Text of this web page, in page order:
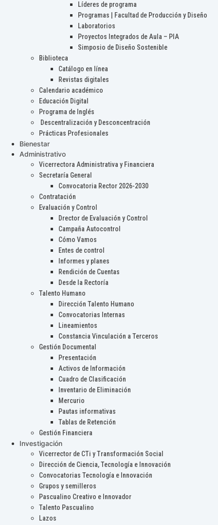
Líderes de programa
Programas | Facultad de Producción y Diseño
Laboratorios
Proyectos Integrados de Aula – PIA
Simposio de Diseño Sostenible
Biblioteca
Catálogo en línea
Revistas digitales
Calendario académico
Educación Digital
Programa de Inglés
Descentralización y Desconcentración
Prácticas Profesionales
Bienestar
Administrativo
Vicerrectora Administrativa y Financiera
Secretaría General
Convocatoria Rector 2026-2030
Contratación
Evaluación y Control
Drector de Evaluación y Control
Campaña Autocontrol
Cómo Vamos
Entes de control
Informes y planes
Rendición de Cuentas
Desde la Rectoría
Talento Humano
Dirección Talento Humano
Convocatorias Internas
Lineamientos
Constancia Vinculación a Terceros
Gestión Documental
Presentación
Activos de Información
Cuadro de Clasificación
Inventario de Eliminación
Mercurio
Pautas informativas
Tablas de Retención
Gestión Financiera
Investigación
Vicerrector de CTi y Transformación Social
Dirección de Ciencia, Tecnología e Innovación
Convocatorias Tecnología e Innovación
Grupos y semilleros
Pascualino Creativo e Innovador
Talento Pascualino
Lazos